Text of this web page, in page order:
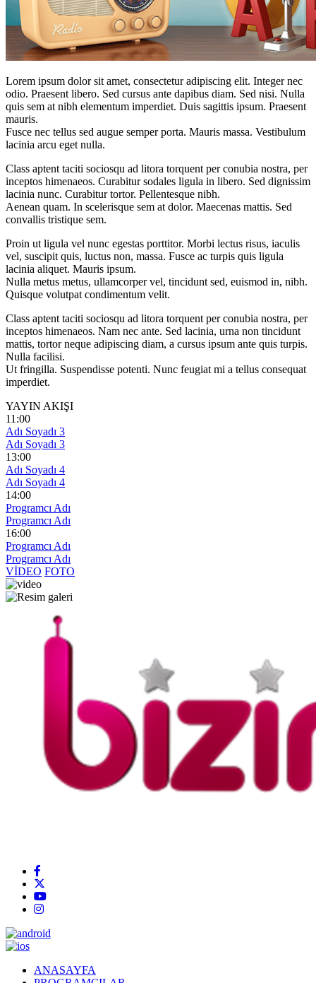
Lorem ipsum dolor sit amet, consectetur adipiscing elit. Integer nec
odio. Praesent libero. Sed cursus ante dapibus diam. Sed nisi. Nulla
quis sem at nibh elementum imperdiet. Duis sagittis ipsum. Praesent
mauris.
Fusce nec tellus sed augue semper porta. Mauris massa. Vestibulum
lacinia arcu eget nulla.
Class aptent taciti sociosqu ad litora torquent per conubia nostra, per
inceptos himenaeos. Curabitur sodales ligula in libero. Sed dignissim
lacinia nunc. Curabitur tortor. Pellentesque nibh.
Aenean quam. In scelerisque sem at dolor. Maecenas mattis. Sed
convallis tristique sem.
Proin ut ligula vel nunc egestas porttitor. Morbi lectus risus, iaculis
vel, suscipit quis, luctus non, massa. Fusce ac turpis quis ligula
lacinia aliquet. Mauris ipsum.
Nulla metus metus, ullamcorper vel, tincidunt sed, euismod in, nibh.
Quisque volutpat condimentum velit.
Class aptent taciti sociosqu ad litora torquent per conubia nostra, per
inceptos himenaeos. Nam nec ante. Sed lacinia, urna non tincidunt
mattis, tortor neque adipiscing diam, a cursus ipsum ante quis turpis.
Nulla facilisi.
Ut fringilla. Suspendisse potenti. Nunc feugiat mi a tellus consequat
imperdiet.
YAYIN AKIŞI
11:00
Adı Soyadı 3
Adı Soyadı 3
13:00
Adı Soyadı 4
Adı Soyadı 4
14:00
Programcı Adı
Programcı Adı
16:00
Programcı Adı
Programcı Adı
VİDEO FOTO
ANASAYFA